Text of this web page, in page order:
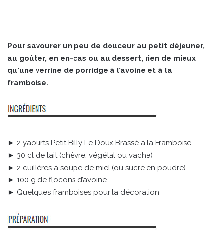
Pour savourer un peu de douceur au petit déjeuner,
au goûter, en en-cas ou au dessert, rien de mieux
qu'une verrine de porridge à l’avoine et à la
framboise.
► 2 yaourts Petit Billy Le Doux Brassé à la Framboise
► 30 cl de lait (chèvre, végétal ou vache)
► 2 cuillères à soupe de miel (ou sucre en poudre)
► 100 g de flocons d’avoine
► Quelques framboises pour la décoration